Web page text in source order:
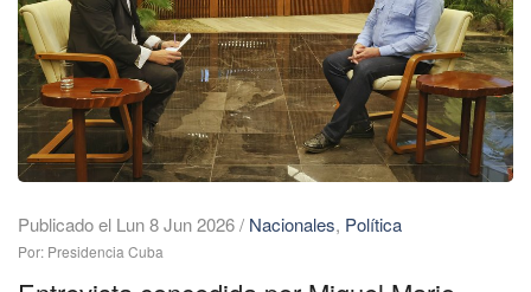
Publicado el Lun 8 Jun 2026/ Nacionales, Política
Por: Presidencia Cuba